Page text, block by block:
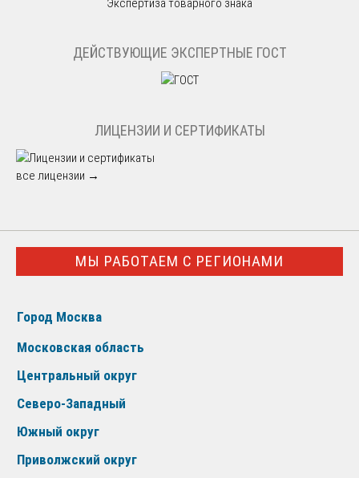
ДЕЙСТВУЮЩИЕ ЭКСПЕРТНЫЕ ГОСТ
ЛИЦЕНЗИИ И СЕРТИФИКАТЫ
все лицензии →
МЫ РАБОТАЕМ С РЕГИОНАМИ
Город Москва
Московская область
Центральный округ
Северо-Западный
Южный округ
Приволжский округ